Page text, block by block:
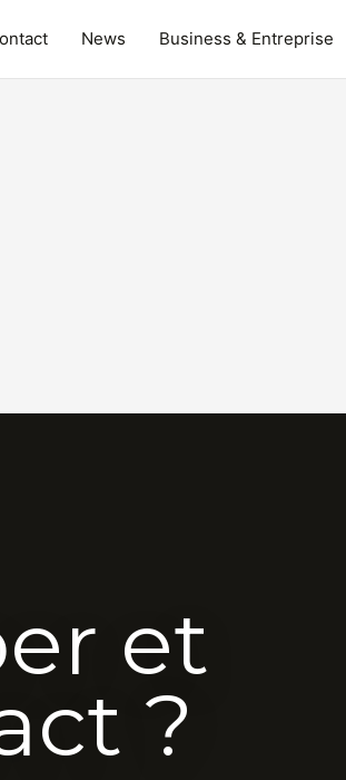
News Business & Entreprise
et
?